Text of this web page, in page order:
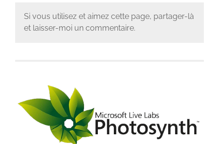
Si vous utilisez et aimez cette page, partager-là
et laisser-moi un commentaire.